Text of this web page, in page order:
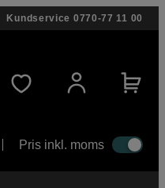
Kundservice 0770-77 11 00
Pris inkl. moms